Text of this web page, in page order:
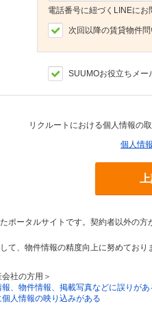
電話番号に紐づくLINEにお
次回以降の賃貸物件
SUUMOお役立ちメー
リクルートにおける個人情報の
個人情
ポータルサイトです。契約者以外の
て、物件情報の精度向上に努めて
会社の方用＞
報、物件情報、掲載写真などに誤りがあ
個人情報の映り込みがある